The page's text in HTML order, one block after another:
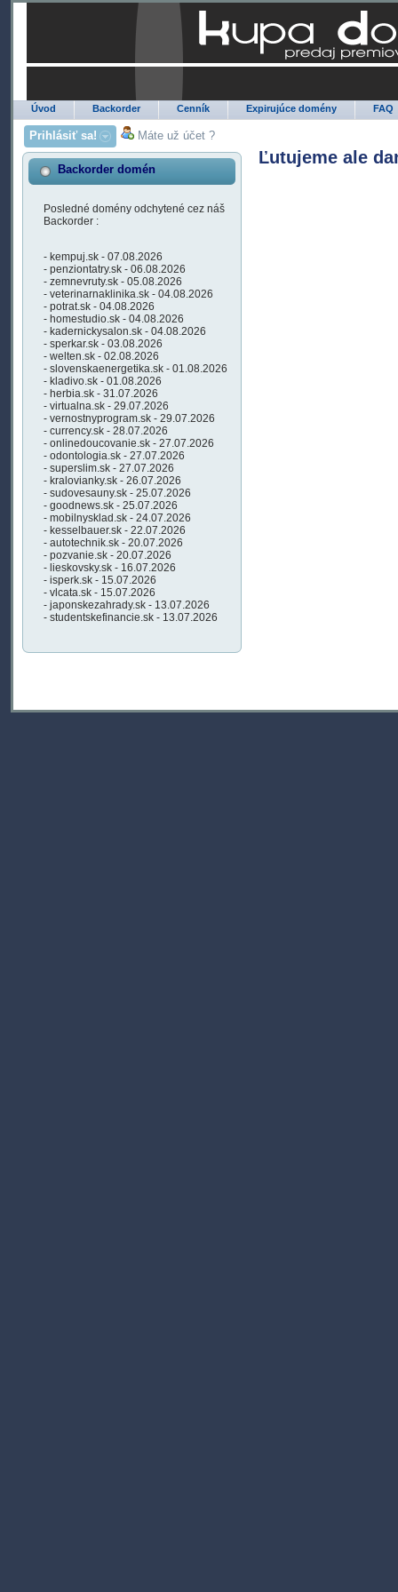
Úvod Backorder Cenník Expirujúce domény FAQ
Prihlásiť sa! Máte už účet ?
Backorder domén
Posledné domény odchytené cez náš
Backorder :
- kempuj.sk - 07.08.2026
- penziontatry.sk - 06.08.2026
- zemnevruty.sk - 05.08.2026
- veterinarnaklinika.sk - 04.08.2026
- potrat.sk - 04.08.2026
- homestudio.sk - 04.08.2026
- kadernickysalon.sk - 04.08.2026
- sperkar.sk - 03.08.2026
- welten.sk - 02.08.2026
- slovenskaenergetika.sk - 01.08.2026
- kladivo.sk - 01.08.2026
- herbia.sk - 31.07.2026
- virtualna.sk - 29.07.2026
- vernostnyprogram.sk - 29.07.2026
- currency.sk - 28.07.2026
- onlinedoucovanie.sk - 27.07.2026
- odontologia.sk - 27.07.2026
- superslim.sk - 27.07.2026
- kralovianky.sk - 26.07.2026
- sudovesauny.sk - 25.07.2026
- goodnews.sk - 25.07.2026
- mobilnysklad.sk - 24.07.2026
- kesselbauer.sk - 22.07.2026
- autotechnik.sk - 20.07.2026
- pozvanie.sk - 20.07.2026
- lieskovsky.sk - 16.07.2026
- isperk.sk - 15.07.2026
- vlcata.sk - 15.07.2026
- japonskezahrady.sk - 13.07.2026
- studentskefinancie.sk - 13.07.2026
Ľutujeme ale